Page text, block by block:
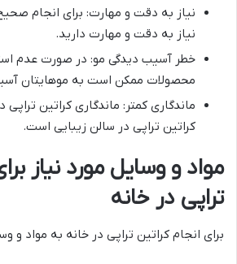
نیاز به دقت و مهارت: برای انجام
نیاز به دقت و مهارت دارید.
خطر آسیب دیدگی مو: در صورت عدم
محصولات ممکن است به موهایتان
ماندگاری کمتر: ماندگاری کراتین تراپی
کراتین تراپی در سالن زیبایی است.
مواد و وسایل مورد نیاز
تراپی در خانه
برای انجام کراتین تراپی در خانه به مواد و